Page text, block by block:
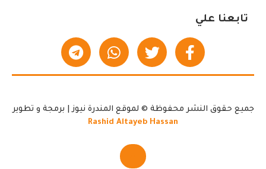
تابعنا علي
جميع حقوق النشر محفوظة © لموقع المندرة نيوز | برمجة و تطوير
Rashid Altayeb Hassan